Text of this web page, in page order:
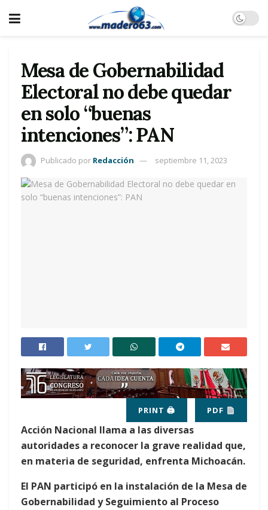
Mesa de Gobernabilidad
Electoral no debe quedar
en solo “buenas
intenciones”: PAN
Publicado por Redacción septiembre 11, 2023
PRINT 🖨 PDF
Acción Nacional llama a las diversas
autoridades a reconocer la grave realidad que,
en materia de seguridad, enfrenta Michoacán.
El PAN participó en la instalación de la Mesa de
Gobernabilidad y Seguimiento al Proceso